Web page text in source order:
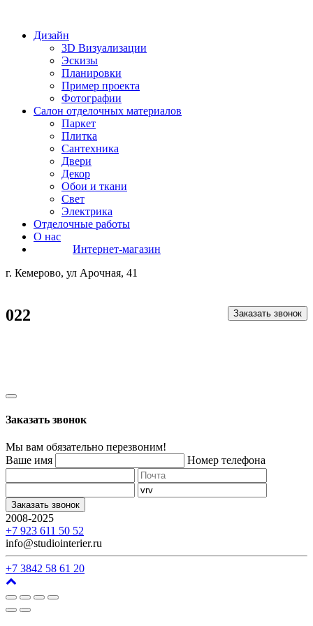
Дизайн
3D Визуализации
Эскизы
Планировки
Пример проекта
Фотографии
Салон отделочных материалов
Паркет
Плитка
Сантехника
Двери
Декор
Обои и ткани
Свет
Электрика
Отделочные работы
О нас
Интернет-магазин
г. Кемерово, ул Арочная, 41
022 Заказать звонок
Заказать звонок
Мы вам обязательно перезвоним!
Ваше имя
Номер телефона
Заказать звонок
2008-2025
+7 923 611 50 52
info@studiointerier.ru
+7 3842 58 61 20